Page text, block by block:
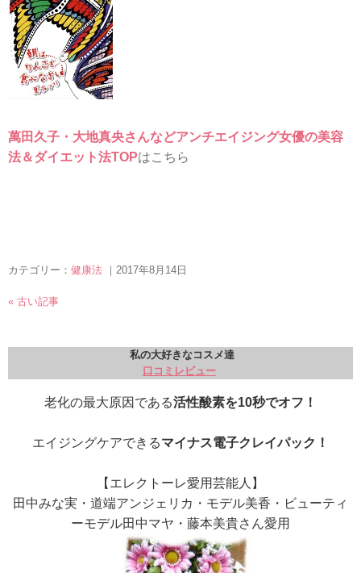
萬田久子・大地真央さんなどアンチエイジング女優の美容
法＆ダイエット法TOPはこちら
カテゴリー： 健康法 ｜2017年8月14日
« 古い記事
私の大好きなコスメ達
口コミレビュー
老化の最大原因である活性酸素を10秒でオフ！
エイジングケアできるマイナス電子クレイパック！
【エレクトーレ愛用芸能人】
田中みな実・道端アンジェリカ・モデル美香・ビューティ
ーモデル田中マヤ・藤本美貴さん愛用